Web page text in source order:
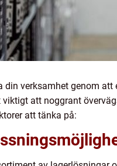
verksamhet genom
att noggrant
att tänka på: